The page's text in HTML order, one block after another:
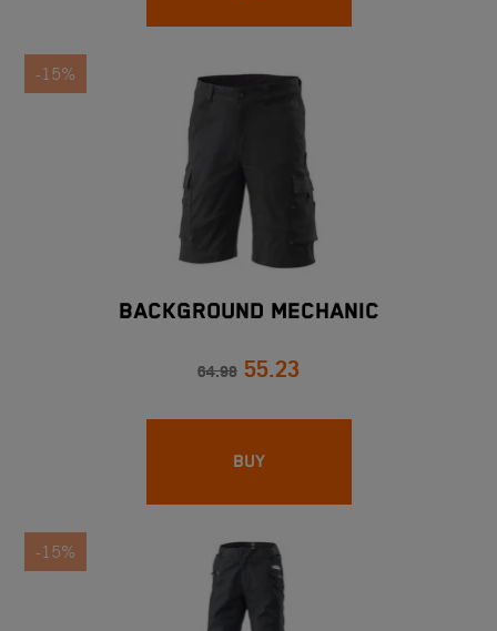
-15%
BACKGROUND MECHANIC
64.98 55.23
BUY
-15%